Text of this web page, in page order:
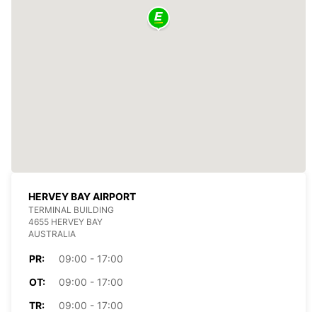
HERVEY BAY AIRPORT
TERMINAL BUILDING
4655 HERVEY BAY
AUSTRALIA
PR:
09:00 - 17:00
OT:
09:00 - 17:00
TR:
09:00 - 17:00